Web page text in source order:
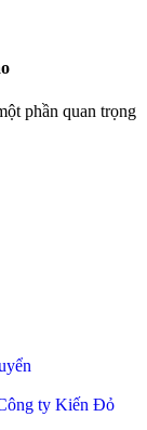
phần quan trọng
ty Kiến Đỏ